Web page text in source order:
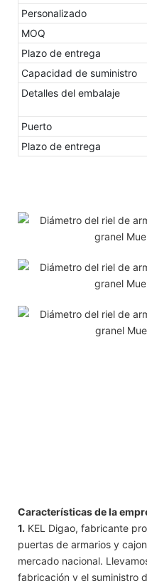
Personalizado
MOQ
Plazo de entrega
Capacidad de suministro
Detalles del embalaje
Puerto
Plazo de entrega
Características de la
1. KEL Digao, fabricante
puertas de armarios y
mercado nacional.
fabricación y el suministro